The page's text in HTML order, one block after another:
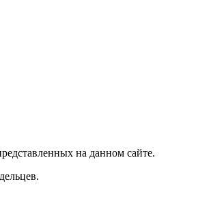
на данном сайте.